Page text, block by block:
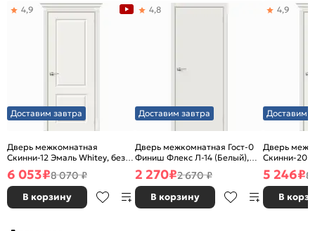
Доставим завтра
Дверь межкомнатная
Скинни-12 Эмаль Whitey, без
декора, глухая, без стекла,
без кромки, скиновая
4,9
6 053₽8 070 ₽
В корзину
Доставим завтра
Дверь межкомнатная Гост-0
Финиш Флекс Л-14 (Белый),
глухая, каркасно-щитовая
4,8
2 270₽2 670 ₽
В корзину
Доставим
Дверь
Скинни-20
декора,
без кромки,
4,9
5 246₽8
В